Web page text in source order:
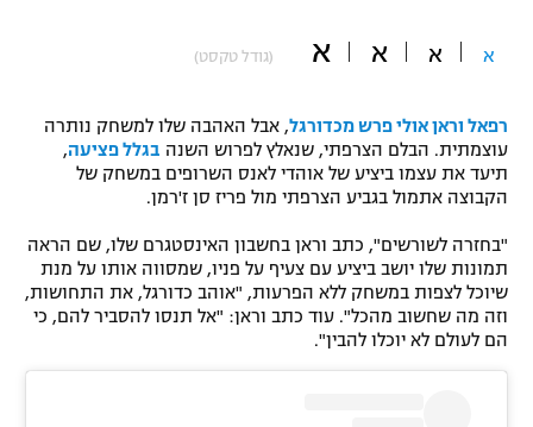
משתתפים וזוכים בפרסים
תקנון עבור פעילות אלקטרה
טניס
גיימינג E-Sports
תנאי שימוש
מדיניות פרטיות
פוטבול אמריקאי NFL
בייסבול MLB
ספורט אתגרי ואקסטרים
אומנויות לחימה
גיימינג E-Sports
א א א א (גודל טקסט)
רפאל וראן אולי פרש מכדורגל, אבל האהבה שלו למשחק נותרה
עוצמתית. הבלם הצרפתי, שנאלץ לפרוש השנה בגלל פציעה,
תיעד את עצמו ביציע של אוהדי לאנס השרופים במשחק של
הקבוצה אתמול בגביע הצרפתי מול פריז סן ז'רמן.
"בחזרה לשורשים", כתב וראן בחשבון האינסטגרם שלו, שם הראה
תמונות שלו יושב ביציע עם צעיף על פניו, שמסווה אותו על מנת
שיוכל לצפות במשחק ללא הפרעות, "אוהב כדורגל, את התחושות,
וזה מה שחשוב מהכל". עוד כתב וראן: "אל תנסו להסביר להם, כי
הם לעולם לא יוכלו להבין".